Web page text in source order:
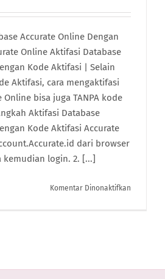
Accurate Online Dengan
Online Aktifasi Database
Kode Aktifasi | Selain
Aktifasi, cara mengaktifasi
Online bisa juga TANPA kode
Aktifasi Database
Kode Aktifasi Accurate
dari browser
login. 2. [...]
Komentar Dinonaktifkan